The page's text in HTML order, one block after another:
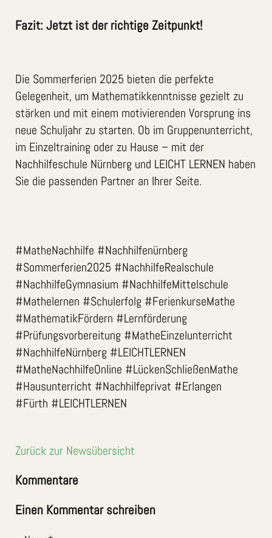
Fazit: Jetzt ist der richtige Zeitpunkt!
Die Sommerferien 2025 bieten die perfekte
Gelegenheit, um Mathematikkenntnisse gezielt zu
stärken und mit einem motivierenden Vorsprung ins
neue Schuljahr zu starten. Ob im Gruppenunterricht,
im Einzeltraining oder zu Hause – mit der
Nachhilfeschule Nürnberg und LEICHT LERNEN haben
Sie die passenden Partner an Ihrer Seite.
#MatheNachhilfe #Nachhilfenürnberg
#Sommerferien2025 #NachhilfeRealschule
#NachhilfeGymnasium #NachhilfeMittelschule
#Mathelernen #Schulerfolg #FerienkurseMathe
#MathematikFördern #Lernförderung
#Prüfungsvorbereitung #MatheEinzelunterricht
#NachhilfeNürnberg #LEICHTLERNEN
#MatheNachhilfeOnline #LückenSchließenMathe
#Hausunterricht #Nachhilfeprivat #Erlangen
#Fürth #LEICHTLERNEN
Zurück zur Newsübersicht
Kommentare
Einen Kommentar schreiben